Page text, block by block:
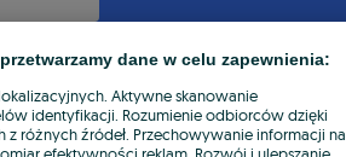
dane w celu zapewnienia:
Aktywne skanowanie
identyfikacji. Rozumienie odbiorców dzięki
różnych źródeł. Przechowywanie informacji na